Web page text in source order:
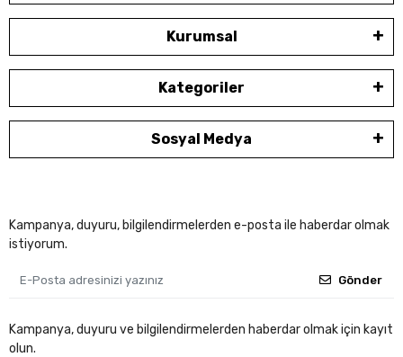
Kurumsal
Kategoriler
Sosyal Medya
Kampanya, duyuru, bilgilendirmelerden e-posta ile haberdar olmak
istiyorum.
Gönder
Kampanya, duyuru ve bilgilendirmelerden haberdar olmak için kayıt
olun.